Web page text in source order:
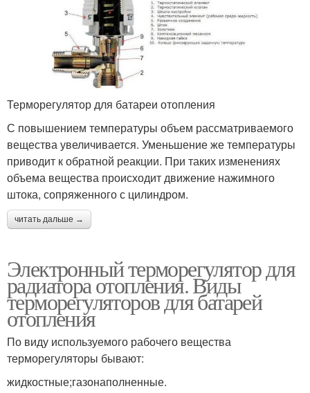
Терморегулятор для батареи отопления
С повышением температуры объем рассматриваемого
вещества увеличивается. Уменьшение же температуры
приводит к обратной реакции. При таких изменениях
объема вещества происходит движение нажимного
штока, сопряженного с цилиндром.
читать дальше →
Электронный терморегулятор для
радиатора отопления. Виды
терморегуляторов для батарей
отопления
По виду используемого рабочего вещества
терморегуляторы бывают:
жидкостные;газонаполненные.